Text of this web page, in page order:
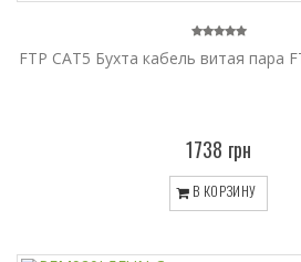
FTP CAT5 Бухта кабель витая пара
1738 грн
В КОРЗИНУ